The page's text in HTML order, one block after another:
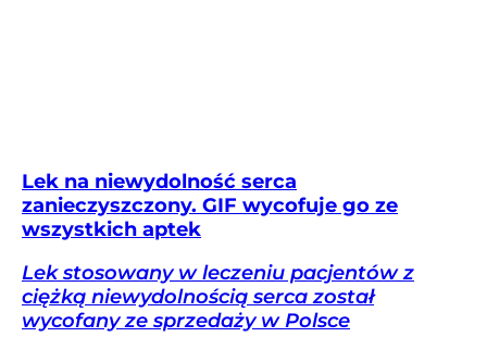
Lek na niewydolność serca
zanieczyszczony. GIF wycofuje go ze
wszystkich aptek
Lek stosowany w leczeniu pacjentów z
ciężką niewydolnością serca został
wycofany ze sprzedaży w Polsce